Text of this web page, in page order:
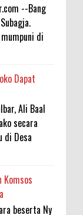
--Bang
di
Dapat
Ali Baal
secara
di Desa
Komsos
beserta Ny